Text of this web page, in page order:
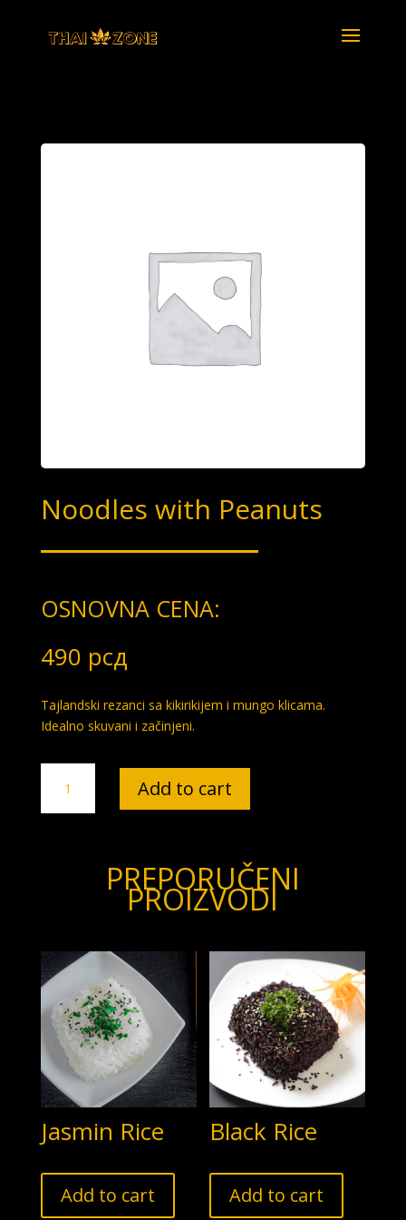
Noodles with Peanuts
OSNOVNA CENA:
490 рсд
Tajlandski rezanci sa kikirikijem i mungo klicama.
Idealno skuvani i začinjeni.
Peanuts
Add to cart
PREPORUČENI
PROIZVODI
Jasmin Rice
Add to cart
Black Rice
Add to cart